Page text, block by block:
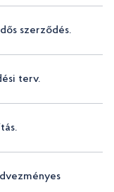
szerződés.
terv.